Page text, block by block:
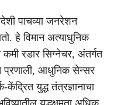
पाचव्या जनरेशन
हे विमान अत्याधुनिक
रडार सिग्नेचर, अंतर्गत
प्रणाली, आधुनिक सेन्सर
युद्ध तंत्रज्ञानाचा